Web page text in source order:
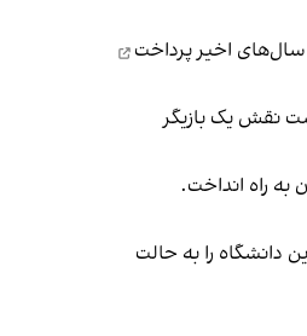
پرداخت
نقش یک بازیگر
به راه انداخت.
پرینستون، مبلغ ۲۱۰ میلیون دلار بودجه فدرال این دانشگاه را به حالت